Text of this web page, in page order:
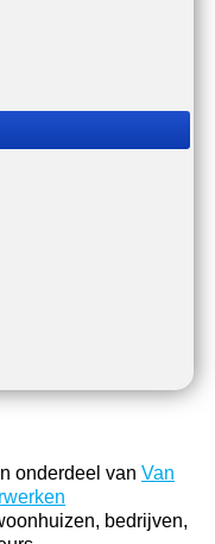
onderdeel van Van
bedrijven,